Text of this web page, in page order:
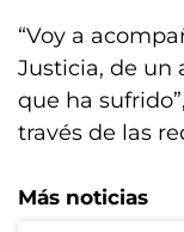
“Voy a
Justicia, de un
que ha
través de las
Más noticias